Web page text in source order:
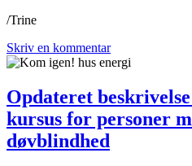
/Trine
Skriv en kommentar
Opdateret
kursus for personer
døvblindhed